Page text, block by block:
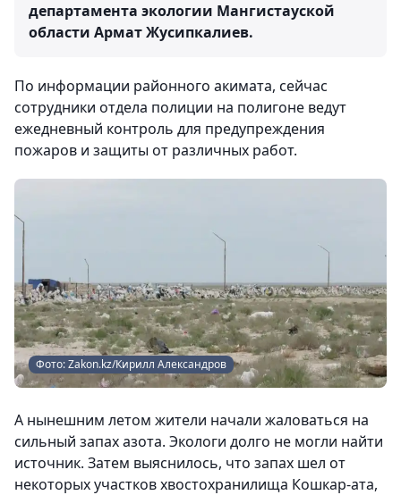
департамента экологии Мангистауской
области Армат Жусипкалиев.
По информации районного акимата, сейчас
сотрудники отдела полиции на полигоне ведут
ежедневный контроль для предупреждения
пожаров и защиты от различных работ.
Фото: Zakon.kz/Кирилл Александров
А нынешним летом жители начали жаловаться на
сильный запах азота. Экологи долго не могли найти
источник. Затем выяснилось, что запах шел от
некоторых участков хвостохранилища Кошкар-ата,